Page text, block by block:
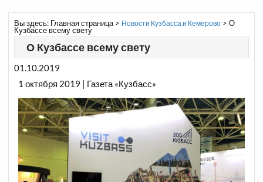
Вы здесь: Главная страница> Новости Кузбасса и Кемерово> О
Кузбассе всему свету
О Кузбассе всему свету
01.10.2019
1 октября 2019 | Газета «Кузбасс»